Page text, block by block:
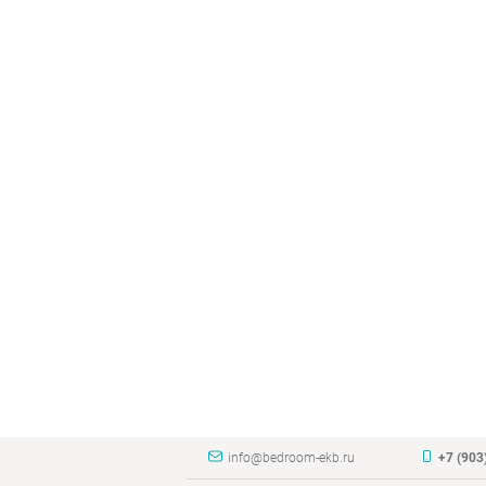
info@bedroom-ekb.ru +7